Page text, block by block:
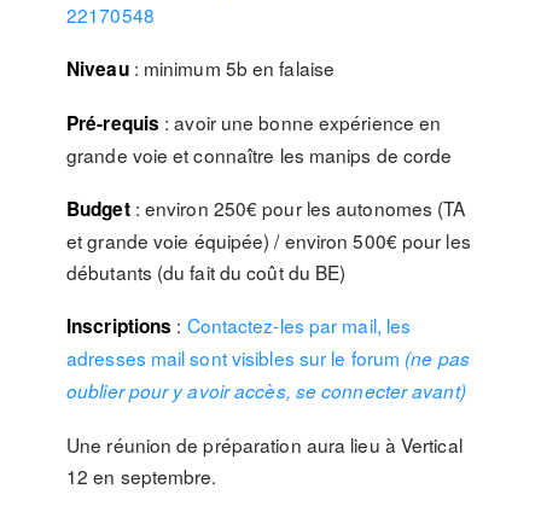
22170548
Niveau: minimum 5b en falaise
Pré-requis : avoir une bonne expérience en
grande voie et connaître les manips de corde
Budget: environ 250€ pour les autonomes (TA
et grande voie équipée) / environ 500€ pour les
débutants (du fait du coût du BE)
Inscriptions : Contactez-les par mail, les
adresses mail sont visibles sur le forum (ne pas
oublier pour y avoir accès, se connecter avant)
Une réunion de préparation aura lieu à Vertical
12 en septembre.